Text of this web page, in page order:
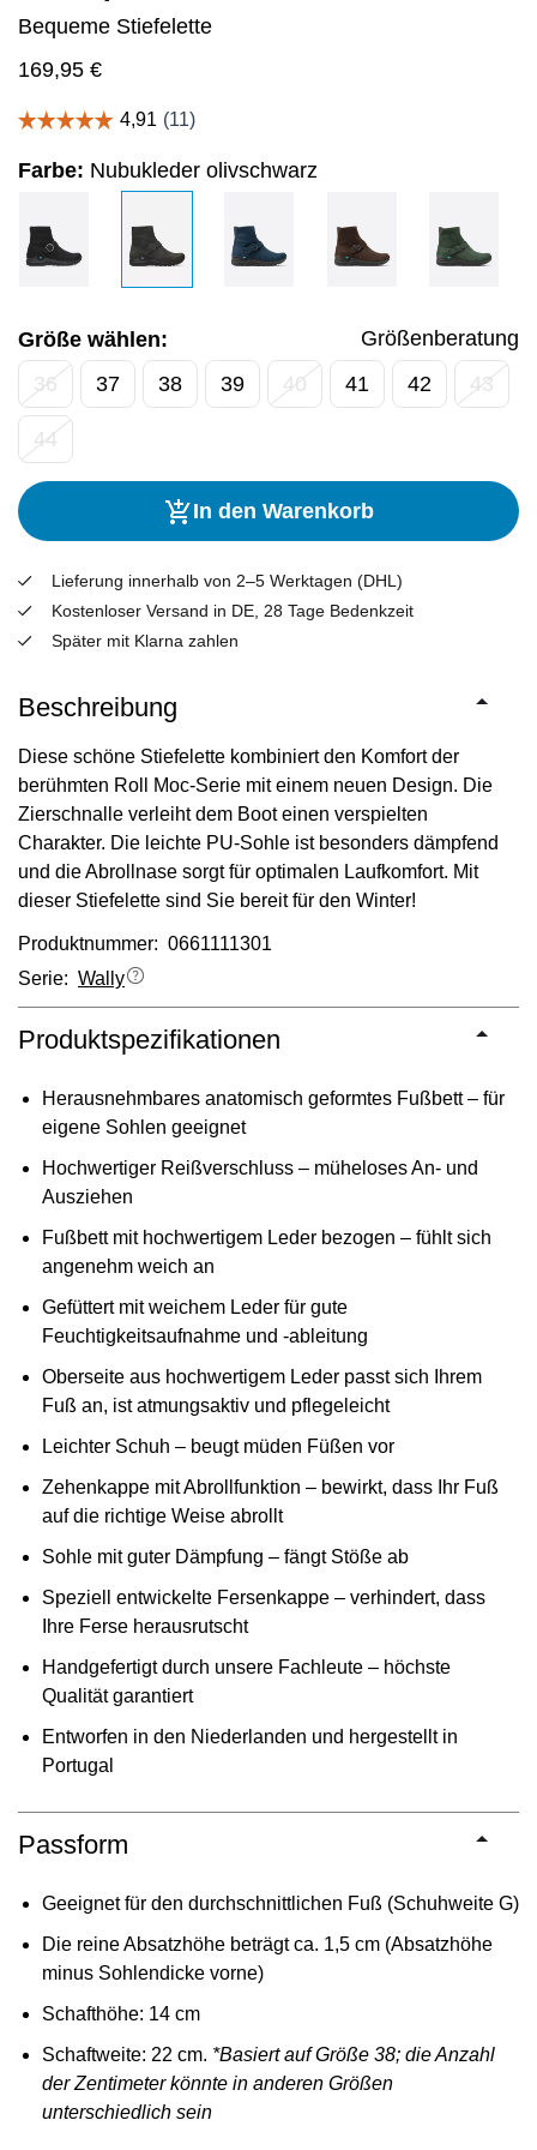
Bequeme Stiefelette
169,95 €
Farbe: Nubukleder olivschwarz
Größe wählen:
Größenberatung
36
37 38 39 40 41 42 43
44
In den Warenkorb
Lieferung innerhalb von 2–5 Werktagen (DHL)
Kostenloser Versand in DE, 28 Tage Bedenkzeit
Später mit Klarna zahlen
Beschreibung
Diese schöne Stiefelette kombiniert den Komfort der
berühmten Roll Moc-Serie mit einem neuen Design. Die
Zierschnalle verleiht dem Boot einen verspielten
Charakter. Die leichte PU-Sohle ist besonders dämpfend
und die Abrollnase sorgt für optimalen Laufkomfort. Mit
dieser Stiefelette sind Sie bereit für den Winter!
Produktnummer: 0661111301
Serie: Wally
Produktspezifikationen
Herausnehmbares anatomisch geformtes Fußbett – für
eigene Sohlen geeignet
Hochwertiger Reißverschluss – müheloses An- und
Ausziehen
Fußbett mit hochwertigem Leder bezogen – fühlt sich
angenehm weich an
Gefüttert mit weichem Leder für gute
Feuchtigkeitsaufnahme und -ableitung
Oberseite aus hochwertigem Leder passt sich Ihrem
Fuß an, ist atmungsaktiv und pflegeleicht
Leichter Schuh – beugt müden Füßen vor
Zehenkappe mit Abrollfunktion – bewirkt, dass Ihr Fuß
auf die richtige Weise abrollt
Sohle mit guter Dämpfung – fängt Stöße ab
Speziell entwickelte Fersenkappe – verhindert, dass
Ihre Ferse herausrutscht
Handgefertigt durch unsere Fachleute – höchste
Qualität garantiert
Entworfen in den Niederlanden und hergestellt in
Portugal
Passform
Geeignet für den durchschnittlichen Fuß (Schuhweite G)
Die reine Absatzhöhe beträgt ca. 1,5 cm (Absatzhöhe
minus Sohlendicke vorne)
Schafthöhe: 14 cm
Schaftweite: 22 cm. *Basiert auf Größe 38; die Anzahl
der Zentimeter könnte in anderen Größen
unterschiedlich sein